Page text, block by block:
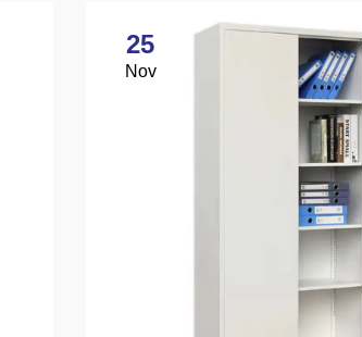
25
Nov